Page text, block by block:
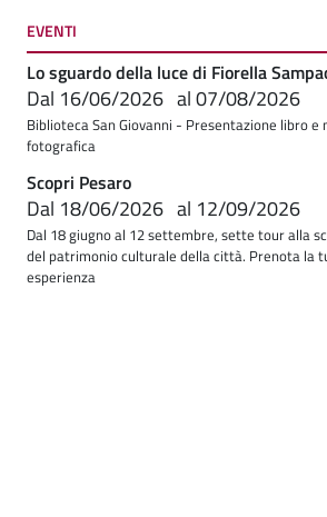
EVENTI
Lo sguardo della luce di Fiorella
Dal 16/06/2026 al07/08/2026
Biblioteca San Giovanni - Presentazione libro e
fotografica
Scopri Pesaro
Dal 18/06/2026 al 12/09/2026
Dal 18 giugno al 12 settembre, sette tour alla
del patrimonio culturale della città. Prenota la
esperienza